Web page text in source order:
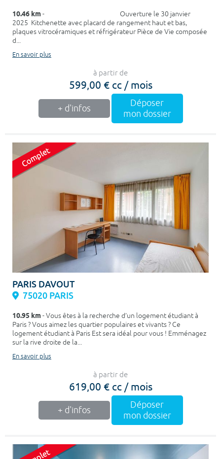
10.46 km- Ouverture le 30 janvier
2025 Kitchenette avec placard de rangement haut et bas,
plaques vitrocéramiques et réfrigérateur Pièce de Vie composée
d...
En savoir plus
à partir de
599,00 € cc / mois
+ d'infos
Déposer
mon dossier
PARIS DAVOUT
75020 PARIS
10.95 km- Vous êtes à la recherche d’un logement étudiant à
Paris ? Vous aimez les quartier populaires et vivants ? Ce
logement étudiant à Paris Est sera idéal pour vous ! Emménagez
sur la rive droite de la...
En savoir plus
à partir de
619,00 € cc / mois
+ d'infos
Déposer
mon dossier